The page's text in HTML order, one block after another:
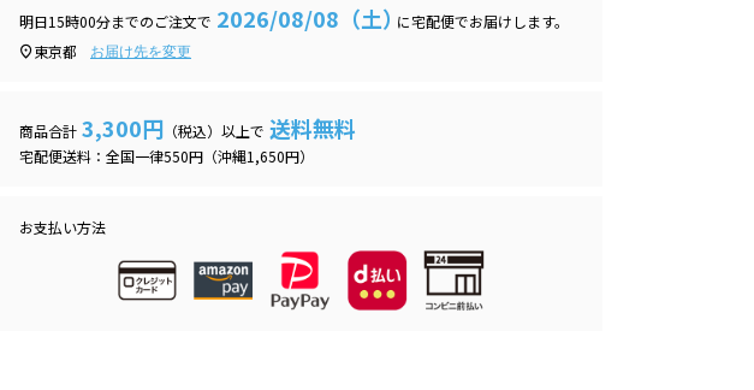
明日15時00分までのご注文で 2026/08/08（土）に宅配便でお届けします。
東京都
お届け先を変更
商品合計 3,300円 （税込）以上で 送料無料
宅配便送料：全国一律550円（沖縄1,650円）
お支払い方法